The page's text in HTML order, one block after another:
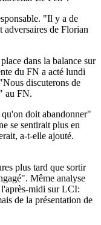
"Il y a de
adversaires de Florian
dans la balance sur
du FN a acté lundi
discuterons de
au FN.
doit abandonner"
se sentirait plus en
a-t-elle ajouté.
plus tard que sortir
Même analyse
midi sur LCI:
de la présentation de